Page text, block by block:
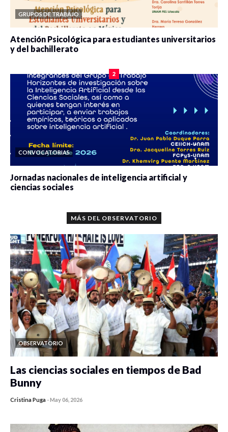
GRUPOS DE TRABAJO
Atención Psicológica para estudiantes universitarios
y del bachillerato
2
CONVOCATORIAS
Jornadas nacionales de inteligencia artificial y
ciencias sociales
MÁS DEL OBSERVATORIO
OBSERVATORIO
Las ciencias sociales en tiempos de Bad
Bunny
Cristina Puga -May 06, 2026